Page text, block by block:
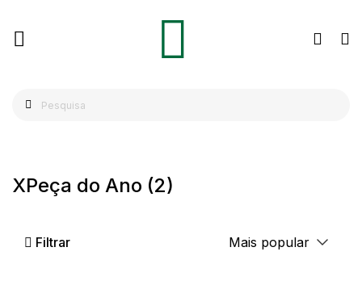
XPeça do Ano (2)
Filtrar